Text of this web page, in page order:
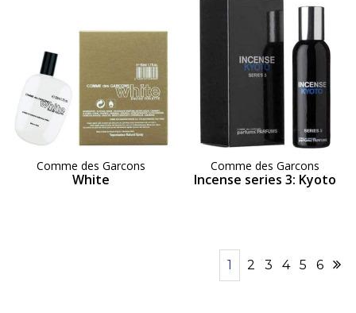
Comme des Garcons
White
Comme des Garcons
Incense series 3: Kyoto
1 2 3 4 5 6